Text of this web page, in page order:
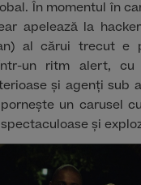
În momentul în
apelează la
al cărui trecut e
un ritm alert, cu
și agenți sub
pornește un carusel
și